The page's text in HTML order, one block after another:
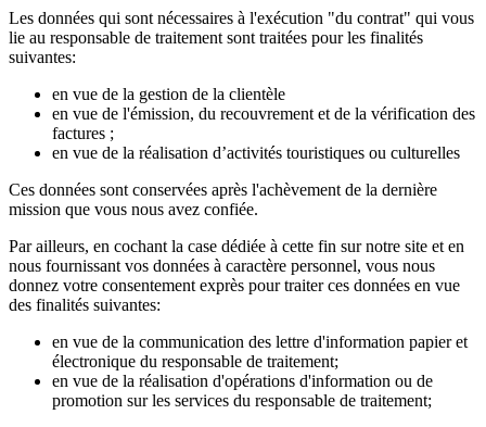
Les données qui sont nécessaires à l'exécution "du contrat" qui vous
lie au responsable de traitement sont traitées pour les finalités
suivantes:
en vue de la gestion de la clientèle
en vue de l'émission, du recouvrement et de la vérification des
factures ;
en vue de la réalisation d’activités touristiques ou culturelles
Ces données sont conservées après l'achèvement de la dernière
mission que vous nous avez confiée.
Par ailleurs, en cochant la case dédiée à cette fin sur notre site et en
nous fournissant vos données à caractère personnel, vous nous
donnez votre consentement exprès pour traiter ces données en vue
des finalités suivantes:
en vue de la communication des lettre d'information papier et
électronique du responsable de traitement;
en vue de la réalisation d'opérations d'information ou de
promotion sur les services du responsable de traitement;